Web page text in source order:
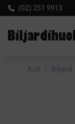
(02) 251 9913
Koti / Biljardi